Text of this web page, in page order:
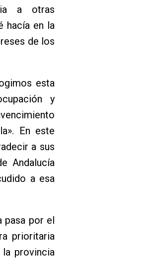
a otras
hacía en la
de los
esta
y
En este
a sus
Andalucía
a esa
pasa por el
prioritaria
provincia